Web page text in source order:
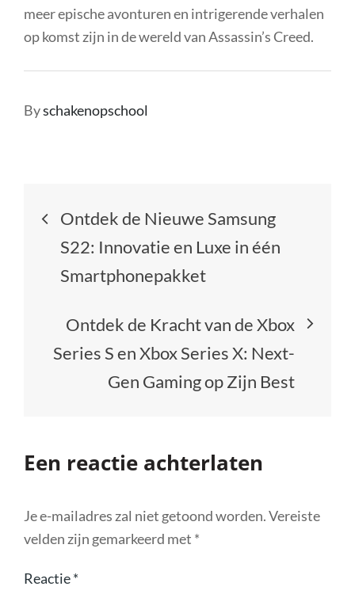
meer epische avonturen en intrigerende verhalen
op komst zijn in de wereld van Assassin’s Creed.
Byschakenopschool
Berichtnavigatie
Ontdek de Nieuwe Samsung
S22: Innovatie en Luxe in één
Smartphonepakket
Ontdek de Kracht van de Xbox
Series S en Xbox Series X: Next-
Gen Gaming op Zijn Best
Een reactie achterlaten
Je e-mailadres zal niet getoond worden.Vereiste
velden zijn gemarkeerd met *
Reactie*